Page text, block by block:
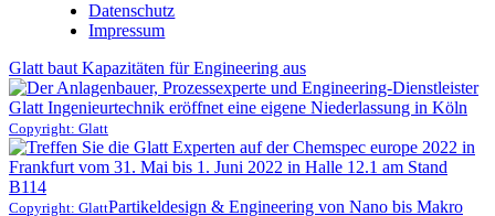
Datenschutz
Impressum
Glatt baut Kapazitäten für Engineering aus
Copyright: Glatt
Copyright: GlattPartikeldesign & Engineering von Nano bis Makro